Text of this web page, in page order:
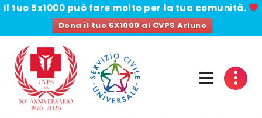
Il tuo 5x1000 può fare molto per la tua comunità.
Dona il tuo 5X1000 al CVPS Arluno
contenuto